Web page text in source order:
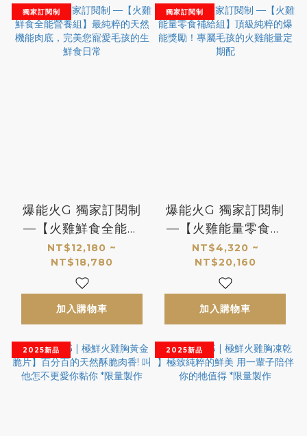
獨家訂閱制
爆能火G 獨家訂閱制
—【火雞鮮食全能營
養組】最純粹的天然
機能肉底，完美您寵
愛毛孩的生鮮食日常
NT$12,180 ~
NT$18,780
加入購物車
獨家訂閱制
爆能火G 獨家訂閱制
—【火雞能量零食補
給組】頂級純粹的爆
能獎勵！專屬毛孩的
火雞能量定期配
NT$4,320 ~
NT$20,160
加入購物車
2025新品 2025新品